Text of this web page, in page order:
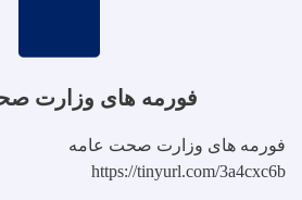
فورمه های وزارت
فورمه های وزارت صحت عامه
https://tinyurl.com/3a4cxc6b